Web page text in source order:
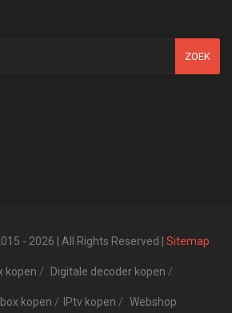
ZOEK
- 2026 | All Rights Reserved | Sitemap
kopen Digitale decoder kopen
kopen IPtv kopen Webshop